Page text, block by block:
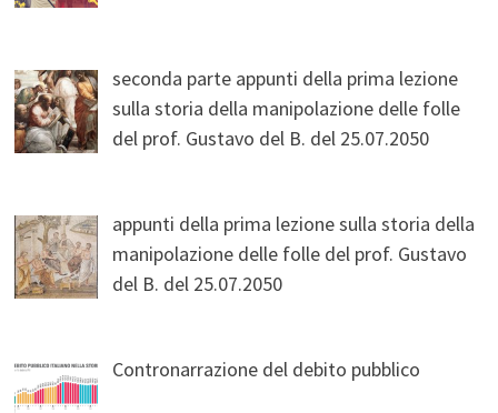
seconda parte appunti della prima lezione
sulla storia della manipolazione delle folle
del prof. Gustavo del B. del 25.07.2050
appunti della prima lezione sulla storia della
manipolazione delle folle del prof. Gustavo
del B. del 25.07.2050
Contronarrazione del debito pubblico